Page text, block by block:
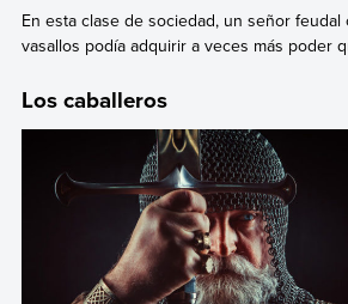
En esta clase de sociedad, un señor
vasallos podía adquirir a veces más poder
Los caballeros